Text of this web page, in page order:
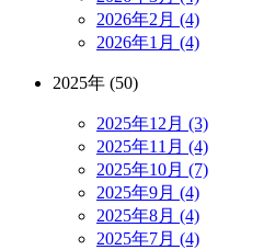
2026年2月 (4)
2026年1月 (4)
2025年 (50)
2025年12月 (3)
2025年11月 (4)
2025年10月 (7)
2025年9月 (4)
2025年8月 (4)
2025年7月 (4)